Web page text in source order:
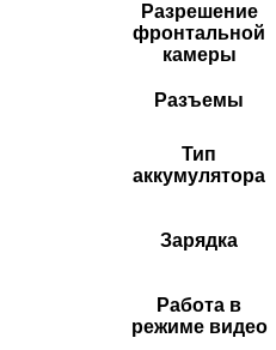
Разрешение
фронтальной
камеры
Разъемы
Тип
аккумулятора
Зарядка
Работа в
режиме видео